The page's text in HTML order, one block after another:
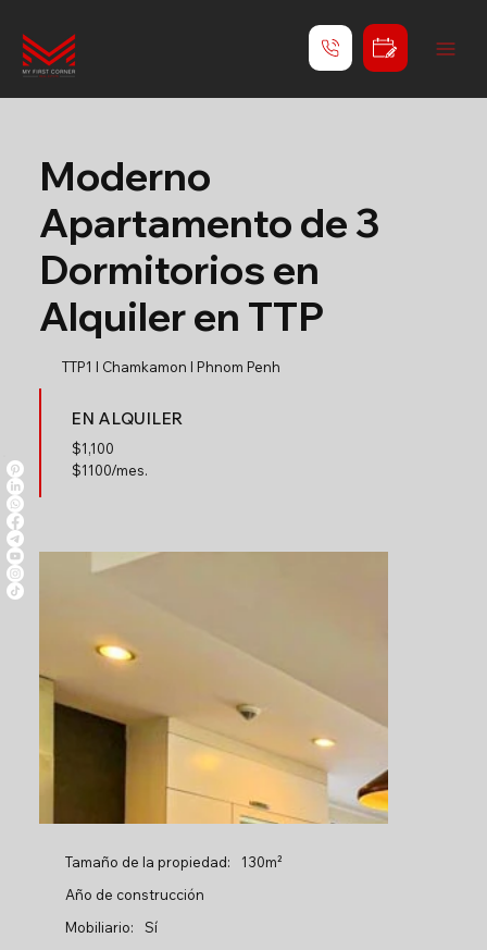
Moderno
Apartamento de 3
Dormitorios en
Alquiler en TTP
TTP1 l Chamkamon l Phnom Penh
EN ALQUILER
$1,100
$1100/mes.
Tamaño de la propiedad:
130m²
Año de construcción
Mobiliario:
Sí